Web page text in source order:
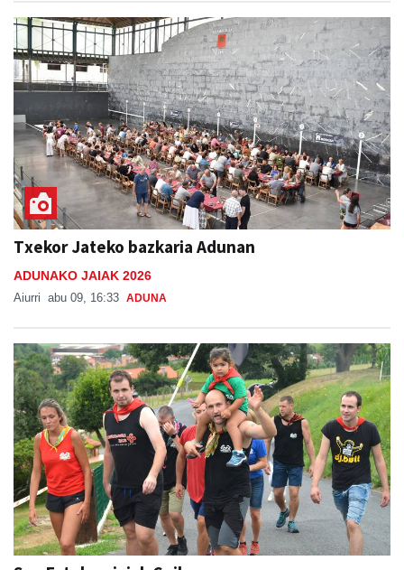
Txekor Jateko bazkaria Adunan
ADUNAKO JAIAK 2026
Aiurri abu 09, 16:33 ADUNA